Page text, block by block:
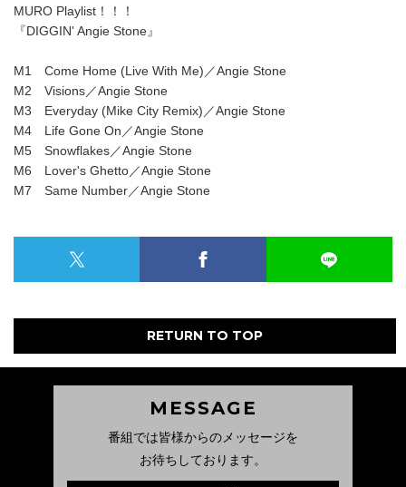
MURO Playlist！！！
『DIGGIN' Angie Stone』
M1 Come Home (Live With Me)／Angie Stone
M2 Visions／Angie Stone
M3 Everyday (Mike City Remix)／Angie Stone
M4 Life Gone On／Angie Stone
M5 Snowflakes／Angie Stone
M6 Lover's Ghetto／Angie Stone
M7 Same Number／Angie Stone
RETURN TO TOP
MESSAGE
番組では皆様からのメッセージを
お待ちしております。